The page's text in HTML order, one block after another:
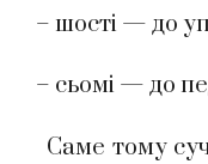
– шості — до
– сьомі — до
Саме тому